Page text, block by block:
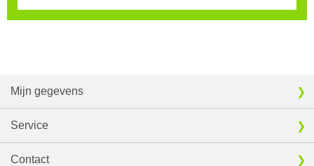
Mijn gegevens
Service
Contact